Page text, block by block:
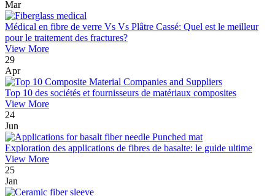
Mar
Médical en fibre de verre Vs Vs Plâtre Cassé: Quel est le meilleur
pour le traitement des fractures?
View More
29
Apr
Top 10 des sociétés et fournisseurs de matériaux composites
View More
24
Jun
Exploration des applications de fibres de basalte: le guide ultime
View More
25
Jan